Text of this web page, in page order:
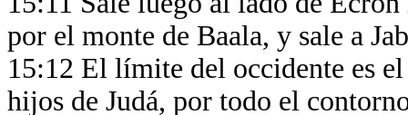
por el monte de Baala, y sale a
15:12 El límite del occidente es
hijos de Judá, por todo el